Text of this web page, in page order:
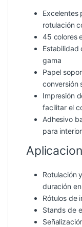
Excelentes
rotulación
45 colores
Estabilidad
gama
Papel
conversión
Impresión
facilitar el
Adhesivo
para
Rotulación
duración
Rótulos de
Stands de